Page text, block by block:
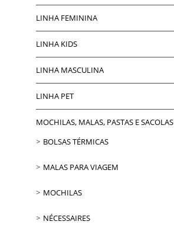
LINHA FEMININA
LINHA KIDS
LINHA MASCULINA
LINHA PET
MOCHILAS, MALAS, PASTAS E SACOLAS
BOLSAS TÉRMICAS
MALAS PARA VIAGEM
MOCHILAS
NÉCESSAIRES